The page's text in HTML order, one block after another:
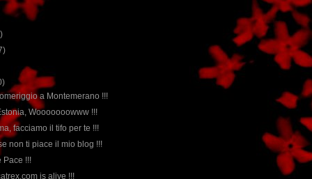
a Montemerano !!!
Wooooooowww !!!
facciamo il tifo per te !!!
non ti piace il mio blog !!!
Pace !!!
is alive !!!